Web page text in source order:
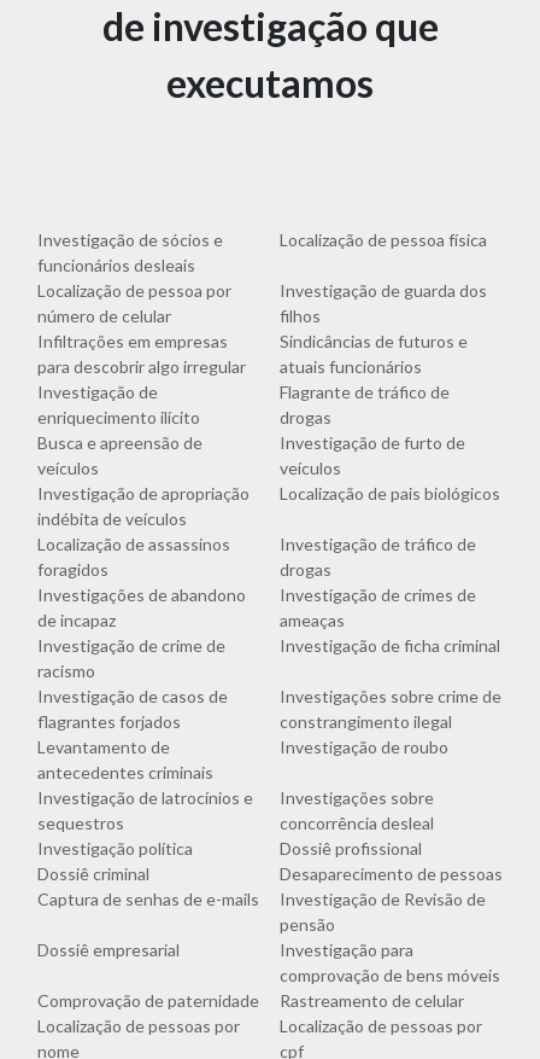
de investigação que
executamos
Investigação de sócios e
funcionários desleais
Localização de pessoa física
Localização de pessoa por
número de celular
Investigação de guarda dos
filhos
Infiltrações em empresas
para descobrir algo irregular
Sindicâncias de futuros e
atuais funcionários
Investigação de
enriquecimento ilícito
Flagrante de tráfico de
drogas
Busca e apreensão de
veículos
Investigação de furto de
veículos
Investigação de apropriação
indébita de veículos
Localização de pais biológicos
Localização de assassinos
foragidos
Investigação de tráfico de
drogas
Investigações de abandono
de incapaz
Investigação de crimes de
ameaças
Investigação de crime de
racismo
Investigação de ficha criminal
Investigação de casos de
flagrantes forjados
Investigações sobre crime de
constrangimento ilegal
Levantamento de
antecedentes criminais
Investigação de roubo
Investigação de latrocínios e
sequestros
Investigações sobre
concorrência desleal
Investigação política
Dossiê profissional
Dossiê criminal
Desaparecimento de pessoas
Captura de senhas de e-mails
Investigação de Revisão de
pensão
Dossiê empresarial
Investigação para
comprovação de bens móveis
Comprovação de paternidade
Rastreamento de celular
Localização de pessoas por
nome
Localização de pessoas por
cpf